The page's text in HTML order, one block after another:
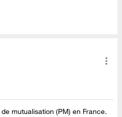
mutualisation (PM) en France.